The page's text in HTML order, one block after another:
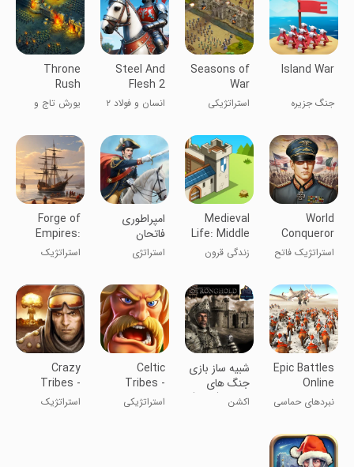
Island War
جنگ جزیره
Seasons of
War
استراتژیکی
Steel And
Flesh 2
انسان و فولاد ۲
Throne
Rush
یورش تاج و
World
Conqueror
3-WW2
Strategy
استراتژیک فاتح
Medieval
Life: Middle
Age Game
زندگی قرون
‏‏‏‏‏‏امپراطوری
فاتحان
استراتژی
Forge of
Empires:
Build a City
استراتژیک
امپراطوریها
Epic Battles
Online
نبردهای حماسی
‏شبیه ساز بازی
جنگ های
صلیبی(قلعه۱)
اکشن
Celtic
Tribes -
Strategy
MMO
استراتژیکی
Crazy
Tribes -
Apocalypse
War
استراتژیک